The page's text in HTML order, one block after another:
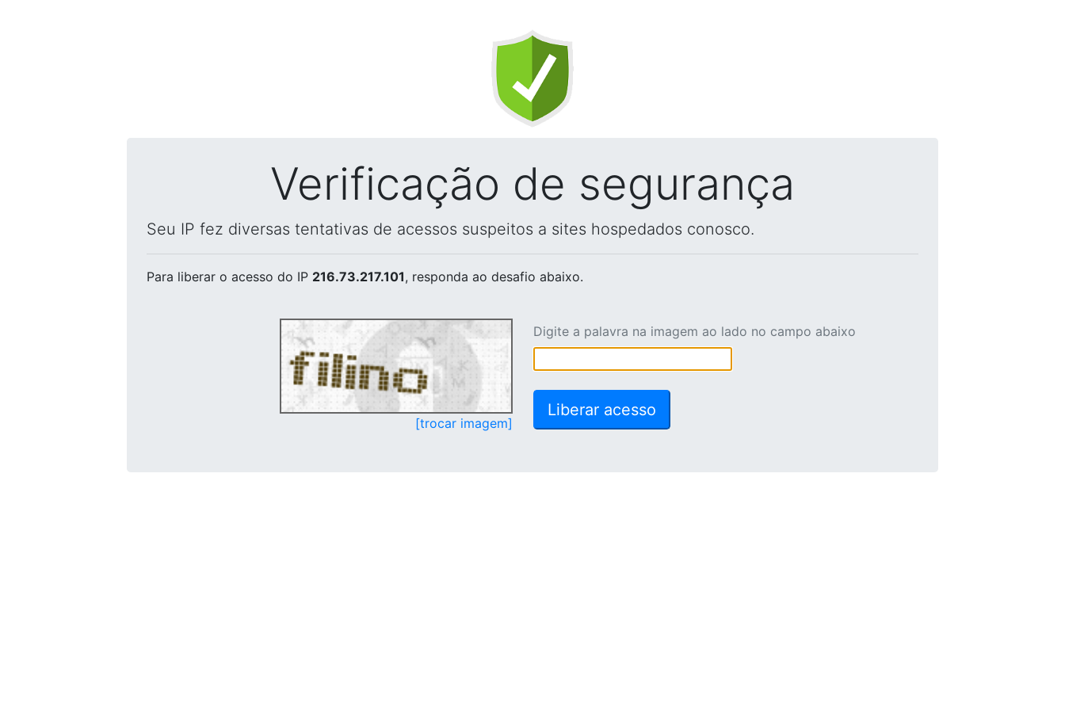
Verificação de segurança
Seu IP fez diversas tentativas de acessos suspeitos a sites hospedados conosco.
Para liberar o acesso do IP 216.73.217.101, responda ao desafio abaixo.
[trocar imagem]
Digite a palavra na imagem ao lado no campo abaixo